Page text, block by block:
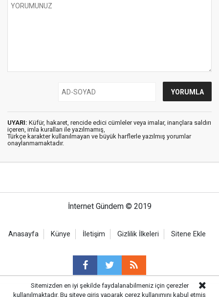
UYARI: Küfür, hakaret, rencide edici cümleler veya imalar, inançlara saldırı
içeren, imla kuralları ile yazılmamış,
Türkçe karakter kullanılmayan ve büyük harflerle yazılmış yorumlar
onaylanmamaktadır.
İnternet Gündem © 2019
Anasayfa Künye İletişim Gizlilik İlkeleri Sitene Ekle
Sitemizden en iyi şekilde faydalanabilmeniz için çerezler
kullanılmaktadır. Bu siteye giriş yaparak çerez kullanımını kabul etmiş